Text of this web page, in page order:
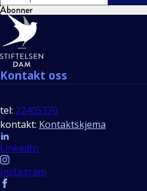
Abonner
Bunntekst
Kontakt oss
tel: 22405370
kontakt: Kontaktskjema
Follow us
LinkedIn
Instagram